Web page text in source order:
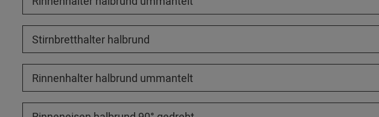
Stirnbretthalter halbrund
Rinnenhalter halbrund ummantelt